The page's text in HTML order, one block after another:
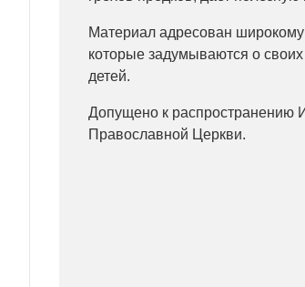
Материал адресован
которые задумываются о
детей.
Допущено к распространению
Православной Церкви.